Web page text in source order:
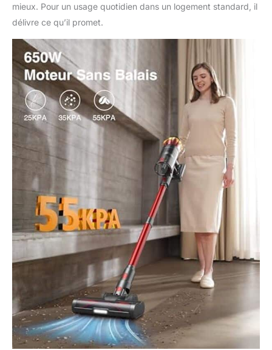
mieux. Pour un usage quotidien dans un logement standard, il
délivre ce qu’il promet.